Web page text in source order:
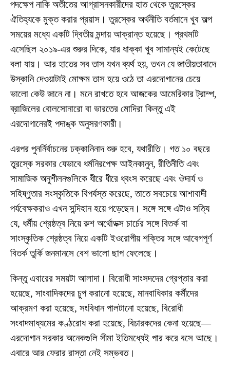
পদক্ষেপ নাকি অতীতের আগ্রাসনকারীদের হাত থেকে তুরস্কের
ঐতিহ্যকে মুক্ত করার প্রয়াস। তুরস্কের অর্থনীতি বর্তমানে খুব অল্প
সময়ের মধ্যে একটি দ্বিতীয় মন্দায় আক্রান্ত হয়েছে। প্রথমটি
এসেছিল ২০১৯-এর শুরুর দিকে, যার ধাক্কা খুব সামান্যই কেটেছে
বলা যায়। আর হাতের সব তাস যখন ব্যর্থ হয়, তখন যে জাতীয়তাবাদে
উস্কানি দেওয়াটাই মোক্ষম তাস হয়ে ওঠে তা এরদোগানের চেয়ে
ভালো কেউ জানে না। মনে রাখতে হবে আজকের আমেরিকার ট্রাম্প,
ব্রাজিলের বোলসোনারো বা ভারতের মোদিরা কিন্তু এই
এরদোগানেরই পদাঙ্ক অনুসরণকারী।
এরপর পুনর্নির্বাচনের ঢক্কানিনাদ শুরু হবে, যথারীতি। গত ১০ বছরে
তুরস্কে সরকার যেভাবে ধর্মনিরপেক্ষ আইনকানুন, রীতিনীতি এবং
সামাজিক অনুশীলনগুলিকে ধীরে ধীরে ধ্বংস করেছে এবং ঔদার্য ও
সহিষ্ণুতার সংস্কৃতিকে বিপর্যস্ত করেছে, তাতে সবচেয়ে আশাবাদী
পর্যবেক্ষকরাও এখন সন্দিহান হয়ে পড়েছেন। সঙ্গে সঙ্গে এটাও সত্যি
যে, ধর্মীয় শ্রেষ্ঠত্ব নিয়ে রুশ অর্থোডক্স চার্চের সঙ্গে বিতর্ক বা
সাংস্কৃতিক শ্রেষ্ঠত্ব নিয়ে একটি ইওরোপীয় শক্তির সঙ্গে আবেগপূর্ণ
বিতর্ক তুর্কি জনমানসে বেশ ভালো ছাপ ফেলেছে।
কিন্তু এবারের সময়টা আলাদা। বিরোধী সাংসদদের গ্রেপ্তার করা
হয়েছে, সাংবাদিকদের চুপ করানো হয়েছে, মানবাধিকার কর্মীদের
আক্রমণ করা হয়েছে, সংবিধান পালটানো হয়েছে, বিরোধী
সংবাদমাধ্যমের কণ্ঠরোধ করা হয়েছে, বিচারকদের কেনা হয়েছে—
এরদোগান সরকার অনেকগুলি সীমা ইতিমধ্যেই পার করে বসে আছে।
এবারে আর ফেরার রাস্তা নেই সম্ভবত।